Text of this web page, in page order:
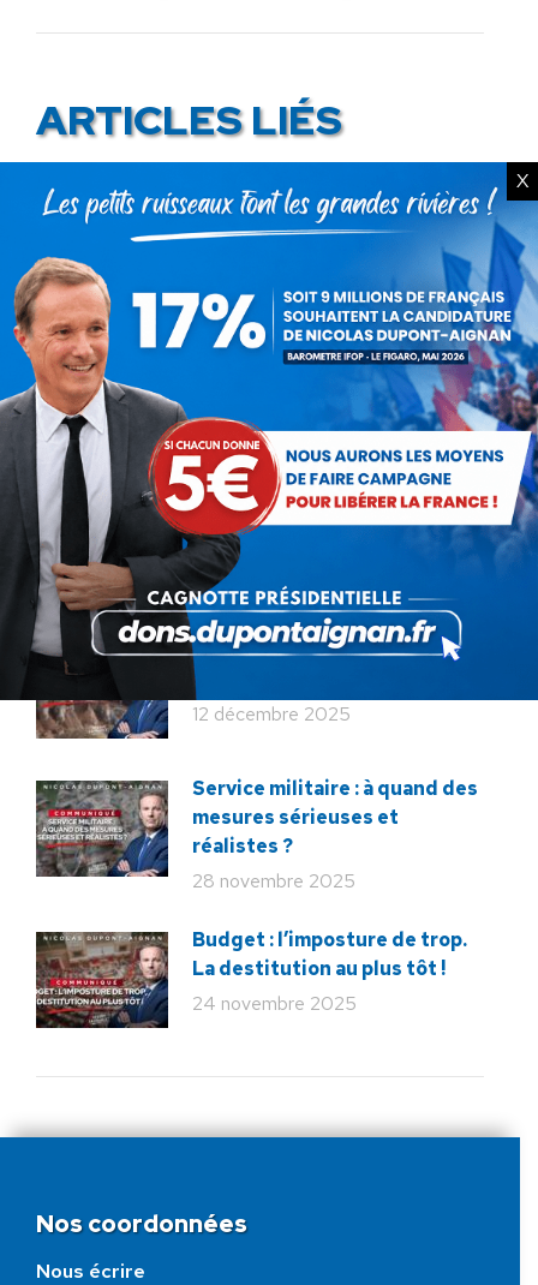
:
ARTICLES LIÉS
Communiqué : La protection
de nos enfants se joue sur le
22 juillet 2026
Communiqué : Corse,
l’engrenage d’une France
26 juin 2026
En ce 18 juin, le meilleur
hommage : libérer à nouveau la
France !
18 juin 2026
Macron veut tuer notre
élevage !
12 décembre 2025
Service militaire : à quand des
mesures sérieuses et
réalistes ?
28 novembre 2025
Budget : l’imposture de trop.
La destitution au plus tôt !
24 novembre 2025
Nos coordonnées
Nous écrire
X